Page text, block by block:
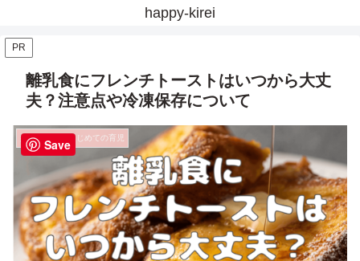
happy-kirei
PR
離乳食にフレンチトーストはいつから大丈
夫？注意点や冷凍保存について
妊娠・出産・はじめての育児
Save